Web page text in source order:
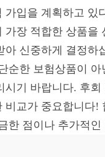
가입을 계획하고
가장 적합한 상품
아 신중하게 결정하
순한 보험상품이
시기 바랍니다. 후
비교가 중요합니다!
한 점이나 추가적